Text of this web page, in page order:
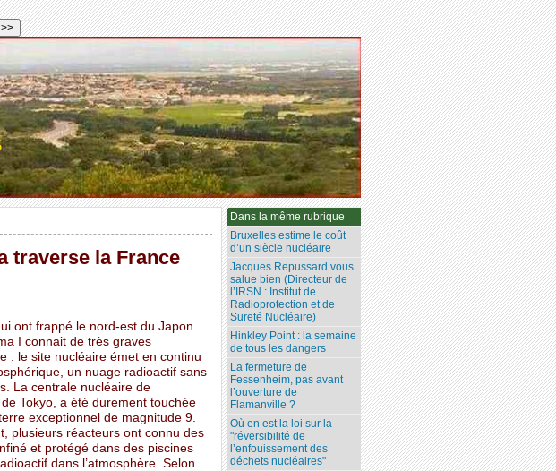
traverse la France
ont frappé le nord-est du Japon
I connait de très graves
: le site nucléaire émet en continu
un nuage radioactif sans
La centrale nucléaire de
Tokyo, a été durement touchée
exceptionnel de magnitude 9.
plusieurs réacteurs ont connu des
et protégé dans des piscines
dans l’atmosphère. Selon
Dans la même rubrique
Bruxelles estime le coût
d’un siècle nucléaire
Jacques Repussard vous
salue bien (Directeur de
l’IRSN : Institut de
Radioprotection et de
Sureté Nucléaire)
Hinkley Point : la semaine
de tous les dangers
La fermeture de
Fessenheim, pas avant
l’ouverture de
Flamanville ?
Où en est la loi sur la
"réversibilité de
l’enfouissement des
déchets nucléaires"